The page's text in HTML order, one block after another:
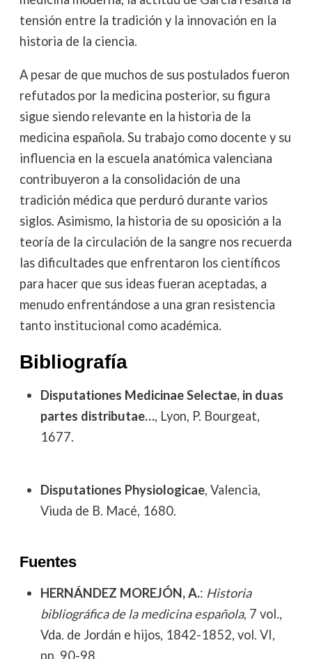
tensión entre la tradición y la innovación en la
historia de la ciencia.
A pesar de que muchos de sus postulados fueron
refutados por la medicina posterior, su figura
sigue siendo relevante en la historia de la
medicina española. Su trabajo como docente y su
influencia en la escuela anatómica valenciana
contribuyeron a la consolidación de una
tradición médica que perduró durante varios
siglos. Asimismo, la historia de su oposición a la
teoría de la circulación de la sangre nos recuerda
las dificultades que enfrentaron los científicos
para hacer que sus ideas fueran aceptadas, a
menudo enfrentándose a una gran resistencia
tanto institucional como académica.
Bibliografía
Disputationes Medicinae Selectae, in duas
partes distributae…, Lyon, P. Bourgeat,
1677.
Disputationes Physiologicae, Valencia,
Viuda de B. Macé, 1680.
Fuentes
HERNÁNDEZ MOREJÓN, A.: Historia
bibliográfica de la medicina española, 7 vol.,
Vda. de Jordán e hijos, 1842-1852, vol. VI,
pp. 90-98.